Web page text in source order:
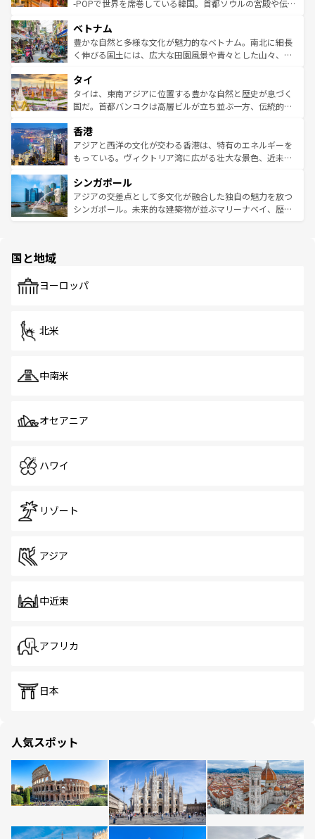
参照してほしい。
驚きをもたらしてくれる。また、奥深い台湾の食文化も魅
容にもいいと評判のスイーツなど、バラエティ豊かな料理
が味わえる。 なお、新着の台湾情報は コンテンツ一覧を参
照してほしい。
-POPで世界を席巻している韓国。首都ソウルの宮殿や伝統
き、地方に足を延ばせば四季折々の自然美を楽しむことが
できる。そして、キムチや焼肉、絶品のストリートフード
まで、さまざまな韓国料理が待っている。夜には、韓国な
リティに包まれながら、韓国の多彩な魅力を心ゆくまで味
わってみてほしい。 なお、新着の韓国情報はコンテンツ一
覧を参照してほしい。
ベトナム
豊かな自然と多様な文化が魅力的なベトナム。南北に細長
く伸びる国土には、広大な田園風景や青々とした山々、世
急速な発展と共に伝統が息づく。ハノイの古い町並みやホ
ーチミン市のフランス統治時代の建物も、独特の雰囲気を
醸し出している。また、バラエティの豊かさとおいしさで
とつ。フォーやバインミー、ベトナムコーヒーなどは、ぜ
ひ現地で味わいたい。どの地域を訪れてもあたたかい人々
が旅行者を迎えてくれるので、きっと忘れられない旅にな
参照してほしい。
タイ
タイは、東南アジアに位置する豊かな自然と歴史が息づく
国だ。首都バンコクは高層ビルが立ち並ぶ一方、伝統的な
の活気が交差している。北部ではチェンマイなどの山岳地
帯で自然と触れ合い、南部ではプーケットやクラビの美し
いビーチでリゾート気分を楽しむことができる。タイ料理
激する。気候は一年中温暖で、どの季節にも異なる楽しみ
が待っている。親しみやすいタイの人々、仏教を中心とし
た文化、そして多様な観光資源が、訪れる旅人を魅了し続
香港
アジアと西洋の文化が交わる香港は、特有のエネルギーを
もっている。ヴィクトリア湾に広がる壮大な景色、近未来
み、どこを訪れても感動するはず。観光スポットが密集し
ており、効率よく見どころを回れるのも魅力。息をのむよ
うな絶景から文化的な体験まで、香港を存分に楽しみ尽く
シンガポール
アジアの交差点として多文化が融合した独自の魅力を放つ
シンガポール。未来的な建築物が並ぶマリーナベイ、歴史
で、ホーカーズは地元の風情を楽しめる外せないスポット
国と地域
ヨーロッパ
北米
中南米
オセアニア
ハワイ
リゾート
アジア
中近東
アフリカ
日本
人気スポット